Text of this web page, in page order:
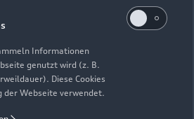
Informationen
genutzt wird (z. B.
Diese Cookies
der Webseite verwendet.
EU Data Act
Tochtergesellschaften der